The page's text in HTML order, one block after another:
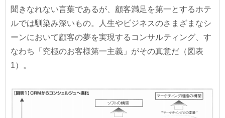
聞きなれない言葉であるが、顧客満足を第一とするホテ
ルでは馴染み深いもの。人生やビジネスのさまざまなシ
ーンにおいて顧客の夢を実現するコンサルティング、す
なわち「究極のお客様第一主義」がその真意だ（図表
1）。